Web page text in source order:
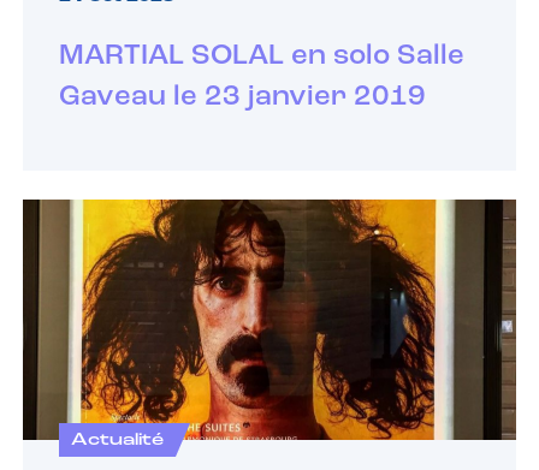
MARTIAL SOLAL en solo Salle
Gaveau le 23 janvier 2019
Actualité